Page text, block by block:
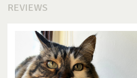
REVIEWS